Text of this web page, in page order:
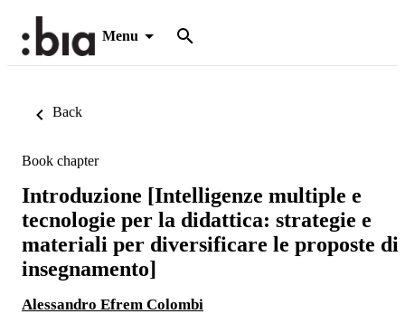
Menu
Back
Book chapter
Introduzione [Intelligenze multiple e
tecnologie per la didattica: strategie e
materiali per diversificare le proposte di
insegnamento]
Alessandro Efrem Colombi